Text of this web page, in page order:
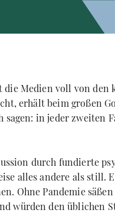
Medien voll von den
erhält beim großen
in jeder zweiten
durch fundierte
alles andere als still.
Ohne Pandemie
würden den üblichen